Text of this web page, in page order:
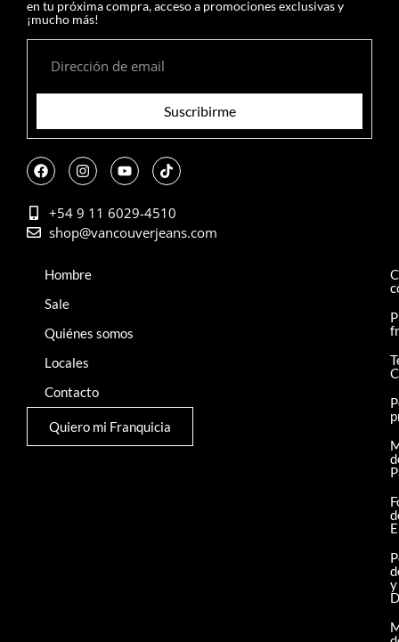
en tu próxima compra, acceso a promociones exclusivas y
¡mucho más!
Suscribirme
+54 9 11 6029-4510
shop@vancouverjeans.com
Hombre
Sale
Quiénes somos
Locales
Contacto
Quiero mi Franquicia
y